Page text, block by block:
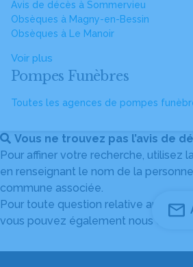
Avis de décès à Sommervieu
Obsèques à Magny-en-Bessin
Obsèques à Le Manoir
Voir plus
Pompes Funèbres
Toutes les agences de pompes
Vous ne trouvez pas l’avis de
Pour affiner votre recherche, utilisez
en renseignant le nom de la
commune associée.
Pour toute question relative au
vous pouvez également nous